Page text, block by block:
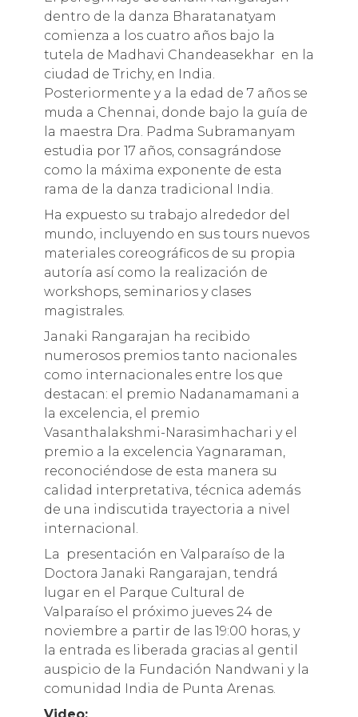
dentro de la danza Bharatanatyam
comienza a los cuatro años bajo la
tutela de Madhavi Chandeasekhar en la
ciudad de Trichy, en India.
Posteriormente y a la edad de 7 años se
muda a Chennai, donde bajo la guía de
la maestra Dra. Padma Subramanyam
estudia por 17 años, consagrándose
como la máxima exponente de esta
rama de la danza tradicional India.
Ha expuesto su trabajo alrededor del
mundo, incluyendo en sus tours nuevos
materiales coreográficos de su propia
autoría así como la realización de
workshops, seminarios y clases
magistrales.
Janaki Rangarajan ha recibido
numerosos premios tanto nacionales
como internacionales entre los que
destacan: el premio Nadanamamani a
la excelencia, el premio
Vasanthalakshmi-Narasimhachari y el
premio a la excelencia Yagnaraman,
reconociéndose de esta manera su
calidad interpretativa, técnica además
de una indiscutida trayectoria a nivel
internacional.
La presentación en Valparaíso de la
Doctora Janaki Rangarajan, tendrá
lugar en el Parque Cultural de
Valparaíso el próximo jueves 24 de
noviembre a partir de las 19:00 horas, y
la entrada es liberada gracias al gentil
auspicio de la Fundación Nandwani y la
comunidad India de Punta Arenas.